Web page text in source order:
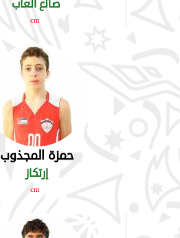
صانع ألعاب
cm
حمزة المجذوب
إرتكاز
cm